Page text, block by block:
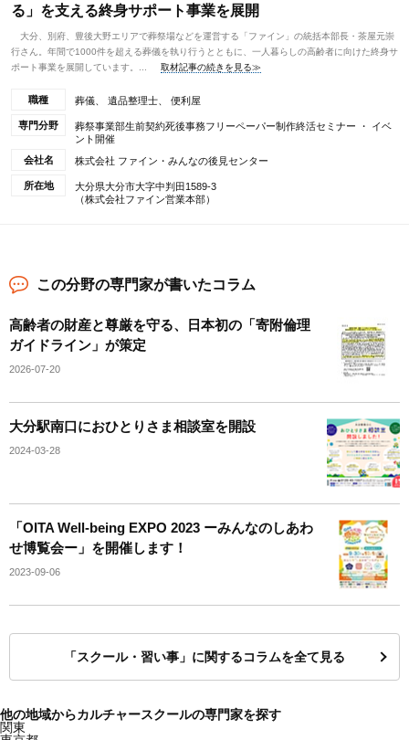
る」を支える終身サポート事業を展開
大分、別府、豊後大野エリアで葬祭場などを運営する「ファイン」の統括本部長・茶屋元崇
行さん。年間で1000件を超える葬儀を執り行うとともに、一人暮らしの高齢者に向けた終身サ
ポート事業を展開しています。...
取材記事の続きを見る≫
職種 葬儀、 遺品整理士、 便利屋
専門分野
葬祭事業部生前契約死後事務フリーペーパー制作終活セミナー ・ イベ
ント開催
会社名
株式会社 ファイン・みんなの後見センター
所在地
大分県大分市大字中判田1589-3
（株式会社ファイン営業本部）
この分野の専門家が書いたコラム
高齢者の財産と尊厳を守る、日本初の「寄附倫理
ガイドライン」が策定
2026-07-20
大分駅南口におひとりさま相談室を開設
2024-03-28
「OITA Well-being EXPO 2023 ーみんなのしあわ
せ博覧会ー」を開催します！
2023-09-06
「スクール・習い事」に関するコラムを全て見る
他の地域からカルチャースクールの専門家を探す
関東